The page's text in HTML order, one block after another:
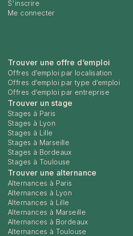
S'inscrire
Me connecter
Trouver une offre d’emploi
Offres d’emploi par localisation
Offres d’emploi par type d’emploi
Offres d’emploi par entreprise
Trouver un stage
Stages à Paris
Stages à Lyon
Stages à Lille
Stages à Marseille
Stages à Bordeaux
Stages à Toulouse
Trouver une alternance
Alternances à Paris
Alternances à Lyon
Alternances à Lille
Alternances à Marseille
Alternances à Bordeaux
Alternances à Toulouse